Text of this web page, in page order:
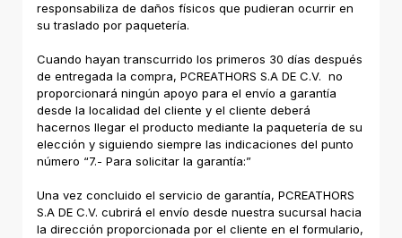
responsabiliza de daños físicos que pudieran ocurrir en
su traslado por paquetería.
Cuando hayan transcurrido los primeros 30 días después
de entregada la compra, PCREATHORS S.A DE C.V. no
proporcionará ningún apoyo para el envío a garantía
desde la localidad del cliente y el cliente deberá
hacernos llegar el producto mediante la paquetería de su
elección y siguiendo siempre las indicaciones del punto
número “7.- Para solicitar la garantía:”
Una vez concluido el servicio de garantía, PCREATHORS
S.A DE C.V. cubrirá el envío desde nuestra sucursal hacia
la dirección proporcionada por el cliente en el formulario,